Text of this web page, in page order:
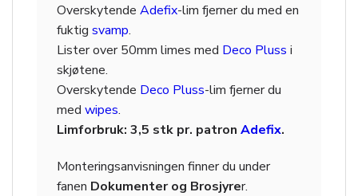
Overskytende Adefix-lim fjerner du med en
fuktig svamp.
Lister over 50mm limes med Deco Pluss i
skjøtene.
Overskytende Deco Pluss-lim fjerner du
med wipes.
Limforbruk: 3,5 stk pr. patron Adefix.
Monteringsanvisningen finner du under
fanen Dokumenter og Brosjyrer.